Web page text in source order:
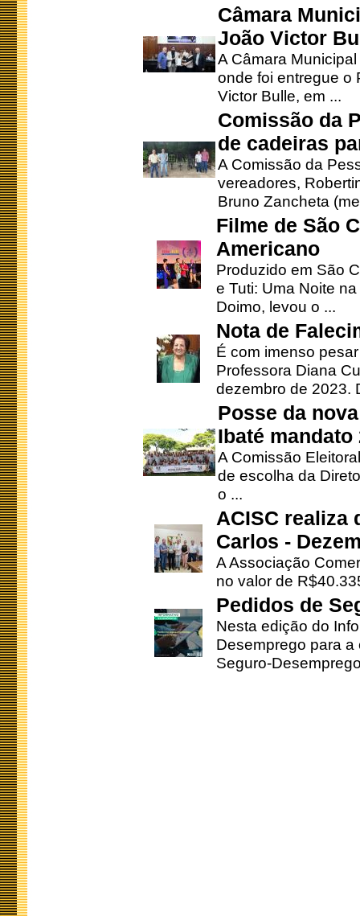
Câmara
João Victor
A Câmara
onde foi entregue o
Victor Bulle, em ...
Comissão da
de cadeiras
A Comissão da
vereadores,
Bruno Zancheta
Filme de São
Americano
Produzido em São
e Tuti: Uma Noite
Doimo, levou o ...
Nota de
É com imenso
Professora Diana
dezembro de 2023.
Posse da
Ibaté mandato
A Comissão
de escolha da
o ...
ACISC realiza
Carlos -
A Associação
no valor de
Pedidos de
Nesta edição do
Desemprego para
Seguro-